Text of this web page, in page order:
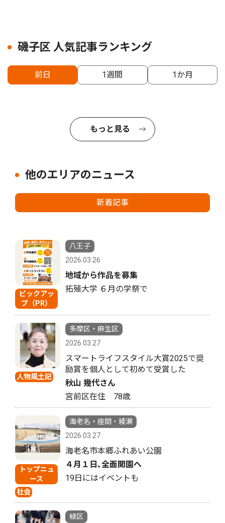
磯子区 人気記事ランキング
前日 1週間 1か月
もっと見る
他のエリアのニュース
新着記事
ピックアッ
プ（PR）
八王子
2026.03.26
地域から作品を募集
拓殖大学 ６月の学祭で
人物風土記
多摩区・麻生区
2026.03.27
スマートライフスタイル大賞2025で奨
励賞を個人として初めて受賞した
秋山 幾代さん
宮前区在住 78歳
トップニュ
ース
社会
海老名・座間・綾瀬
2026.03.27
海老名市本郷ふれあい公園
４月１日､全面開園へ
19日にはイベントも
緑区